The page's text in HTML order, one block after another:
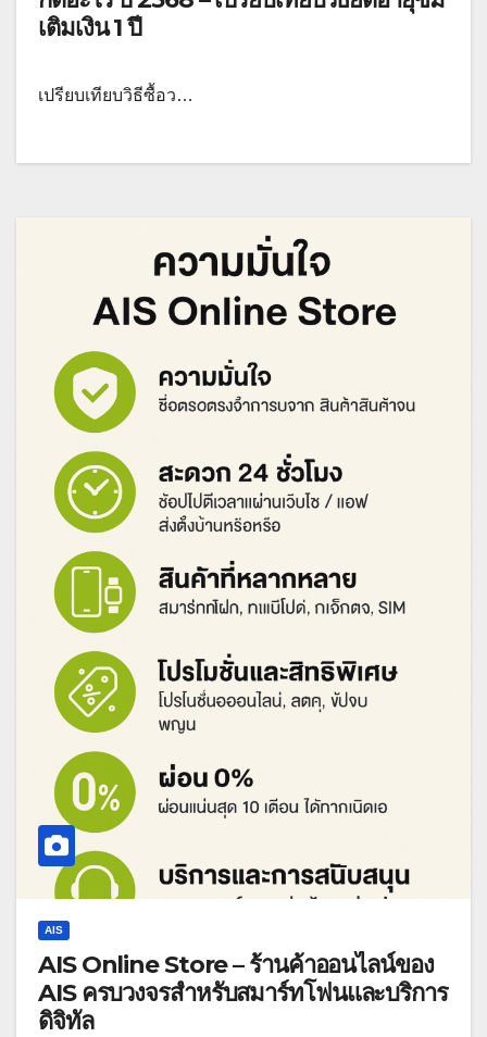
เติมเงิน 1 ปี
เปรียบเทียบวิธีซื้อว…
AIS
AIS Online Store – ร้านค้าออนไลน์ของ
AIS ครบวงจรสำหรับสมาร์ทโฟนและบริการ
ดิจิทัล